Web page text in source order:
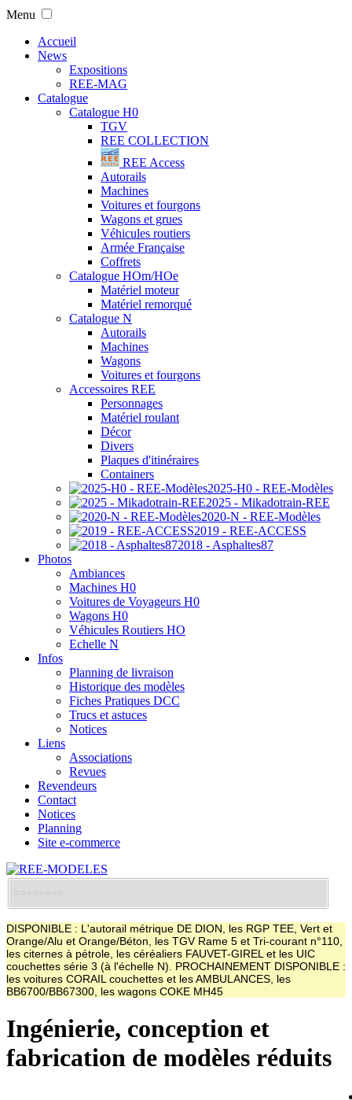
Menu
Accueil
News
Expositions
REE-MAG
Catalogue
Catalogue H0
TGV
REE COLLECTION
REE Access
Autorails
Machines
Voitures et fourgons
Wagons et grues
Véhicules routiers
Armée Française
Coffrets
Catalogue HOm/HOe
Matériel moteur
Matériel remorqué
Catalogue N
Autorails
Machines
Wagons
Voitures et fourgons
Accessoires REE
Personnages
Matériel roulant
Décor
Divers
Plaques d'itinéraires
Containers
2025-H0 - REE-Modèles
2025 - Mikadotrain-REE
2020-N - REE-Modèles
2019 - REE-ACCESS
2018 - Asphaltes87
Photos
Ambiances
Machines H0
Voitures de Voyageurs H0
Wagons H0
Véhicules Routiers HO
Echelle N
Infos
Planning de livraison
Historique des modèles
Fiches Pratiques DCC
Trucs et astuces
Notices
Liens
Associations
Revues
Revendeurs
Contact
Notices
Planning
Site e-commerce
DISPONIBLE : L'autorail métrique DE DION, les RGP TEE, Vert et
Orange/Alu et Orange/Béton, les TGV Rame 5 et Tri-courant n°110,
les citernes à pétrole, les céréaliers FAUVET-GIREL et les UIC
couchettes série 3 (à l'échelle N). PROCHAINEMENT DISPONIBLE :
les voitures CORAIL couchettes et les AMBULANCES, les
BB6700/BB67300, les wagons COKE MH45
Ingénierie, conception et
fabrication de modèles réduits